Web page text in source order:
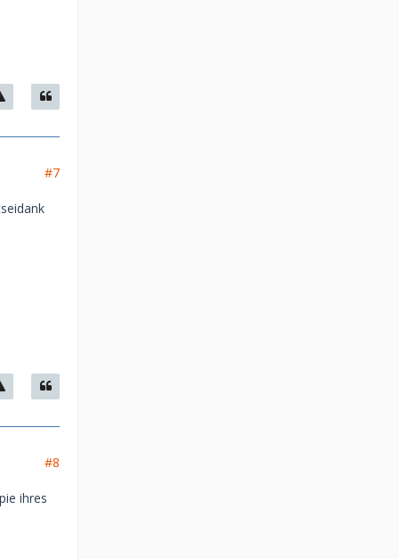
#7
#8
ihres